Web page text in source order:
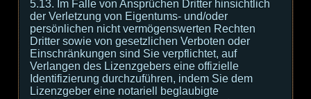
5.13. Im Falle von Ansprüchen Dritter hinsichtlich
der Verletzung von Eigentums- und/oder
persönlichen nicht vermögenswerten Rechten
Dritter sowie von gesetzlichen Verboten oder
Einschränkungen sind Sie verpflichtet, auf
Verlangen des Lizenzgebers eine offizielle
Identifizierung durchzuführen, indem Sie dem
Lizenzgeber eine notariell beglaubigte